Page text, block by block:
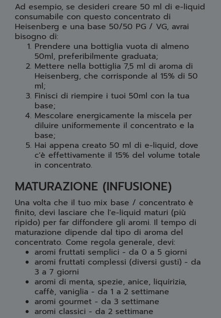
Ad esempio, se desideri creare 50 ml di e-liquid
consumabile con questo concentrato di
Heisenberg e una base 50/50 PG / VG, avrai
bisogno di:
Prendere una bottiglia vuota di almeno
50ml, preferibilmente graduata;
Mettere nella bottiglia 7,5 ml di aroma di
Heisenberg, che corrisponde al 15% di 50
ml;
Finisci di riempire i tuoi 50ml con la tua
base;
Mescolare energicamente la miscela per
diluire uniformemente il concentrato e la
base;
Hai appena creato 50 ml di e-liquid, dove
c'è effettivamente il 15% del volume totale
in concentrato.
MATURAZIONE (INFUSIONE)
Una volta che il tuo mix base / concentrato è
finito, devi lasciare che l'e-liquid maturi (più
ripido) per far diffondere gli aromi. Il tempo di
maturazione dipende dal tipo di aroma del
concentrato. Come regola generale, devi:
aromi fruttati semplici - da 0 a 5 giorni
aromi fruttati complessi (diversi gusti) - da
3 a 7 giorni
aromi di menta, spezie, anice, liquirizia,
caffè, vaniglia - da 1 a 2 settimane
aromi gourmet - da 3 settimane
aromi classici - da 2 settimane